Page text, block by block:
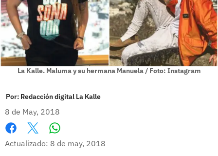
La Kalle. Maluma y su hermana Manuela / Foto: Instagram
Por: Redacción digital La Kalle
8 de May, 2018
Facebook
X
Actualizado: 8 de may, 2018